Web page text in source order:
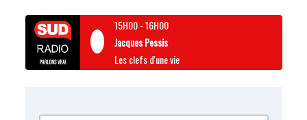
15H00-16H00
Jacques Pessis
Les clefs d'une vie